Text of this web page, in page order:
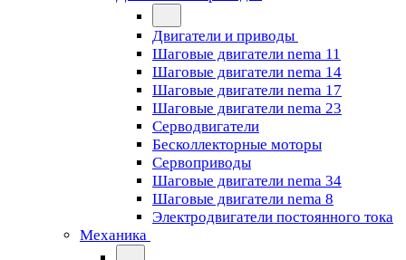
Двигатели и приводы
Шаговые двигатели nema 11
Шаговые двигатели nema 14
Шаговые двигатели nema 17
Шаговые двигатели nema 23
Cерводвигатели
Бесколлекторные моторы
Сервоприводы
Шаговые двигатели nema 34
Шаговые двигатели nema 8
Электродвигатели постоянного тока
Механика